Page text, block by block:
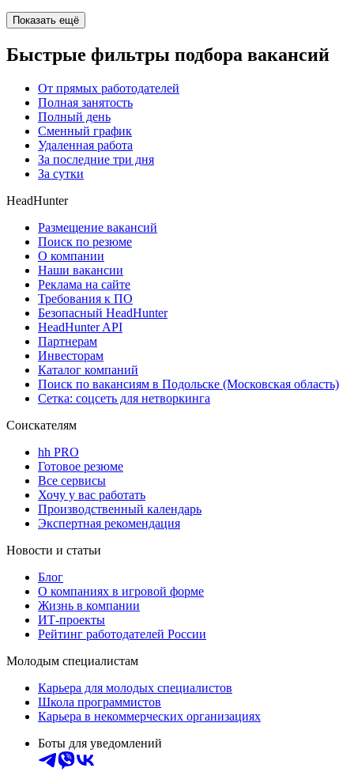
Показать ещё
Быстрые фильтры подбора вакансий
От прямых работодателей
Полная занятость
Полный день
Сменный график
Удаленная работа
За последние три дня
За сутки
HeadHunter
Размещение вакансий
Поиск по резюме
О компании
Наши вакансии
Реклама на сайте
Требования к ПО
Безопасный HeadHunter
HeadHunter API
Партнерам
Инвесторам
Каталог компаний
Поиск по вакансиям в Подольске (Московская область)
Сетка: соцсеть для нетворкинга
Соискателям
hh PRO
Готовое резюме
Все сервисы
Хочу у вас работать
Производственный календарь
Экспертная рекомендация
Новости и статьи
Блог
О компаниях в игровой форме
Жизнь в компании
ИТ-проекты
Рейтинг работодателей России
Молодым специалистам
Карьера для молодых специалистов
Школа программистов
Карьера в некоммерческих организациях
Боты для уведомлений